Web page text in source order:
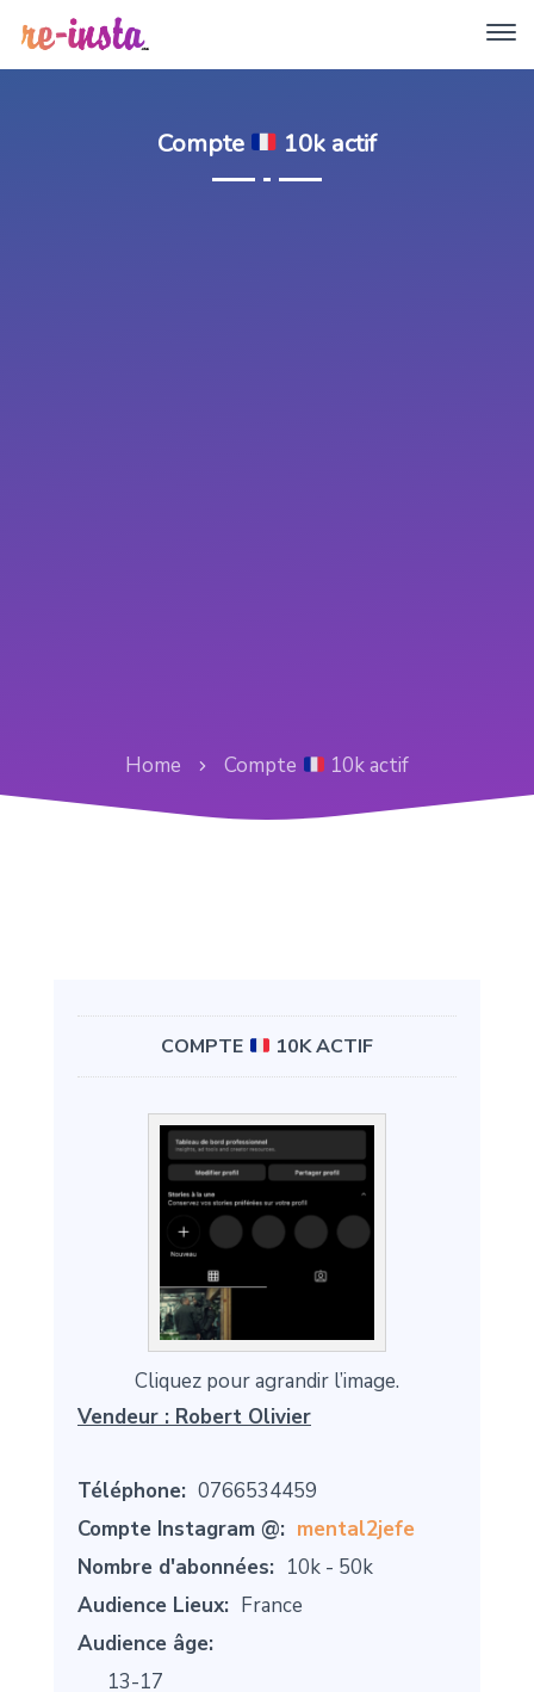
Compte 10k actif
Home Compte 10k actif
COMPTE 10K ACTIF
Cliquez pour agrandir l’image.
Vendeur : Robert Olivier
Téléphone: 0766534459
Compte Instagram @: mental2jefe
Nombre d'abonnées: 10k - 50k
Audience Lieux: France
Audience âge:
13-17